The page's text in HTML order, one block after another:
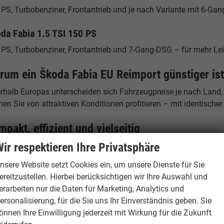
Turbobenziner, Frontantrieb und je nach Variante mit 6-
Fabia 1.5 TSI 150 PS
Turbobenziner, Frontantrieb und 7-Gang-DSG – für mehr
ein Škoda Fabia EU Reimport günstiger ist
Europas unterscheiden sich Fahrzeugpreise je nach
Sie von attraktiven Konditionen profitieren – mit
effizient und vielseitig
Fabia kombiniert niedrige Verbrauchswerte, kompakte
Sicherheitsausstattung. Damit eignet sich der
Hamburg – Ihr Ansprechpartner
19
respektieren Ihre Privatsphäre
Website setzt Cookies ein, um unsere Dienste für Sie
Hierbei berücksichtigen wir Ihre Auswahl und
nur die Daten für Marketing, Analytics und
für die Sie uns Ihr Einverständnis geben. Sie
Ihre Einwilligung jederzeit mit Wirkung für die Zukunft